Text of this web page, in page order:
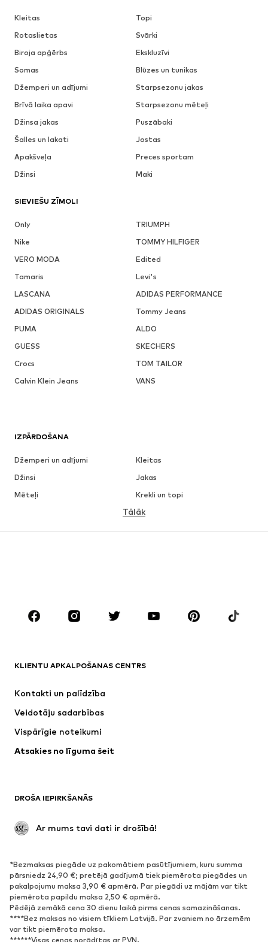
Kleitas
Topi
Rotaslietas
Svārki
Biroja apģērbs
Ekskluzīvi
Somas
Blūzes un tunikas
Džemperi un adījumi
Starpsezonu jakas
Brīvā laika apavi
Starpsezonu mēteļi
Džinsa jakas
Puszābaki
Šalles un lakati
Jostas
Apakšveļa
Preces sportam
Džinsi
Maki
SIEVIEŠU ZĪMOLI
Only
TRIUMPH
Nike
TOMMY HILFIGER
VERO MODA
Edited
Tamaris
Levi's
LASCANA
ADIDAS PERFORMANCE
ADIDAS ORIGINALS
Tommy Jeans
PUMA
ALDO
GUESS
SKECHERS
Crocs
TOM TAILOR
Calvin Klein Jeans
VANS
IZPĀRDOŠANA
Džemperi un adījumi
Kleitas
Džinsi
Jakas
Mēteļi
Krekli un topi
Apakšveļa
Svārki
Blūzes un tunikas
Aksesuāri
Premium
Jaunumi
Šobrīd populāri
Apakšveļa
Mēteļi
Svinības
Ekskluzīvi
APAVI
Jaunumi
Šobrīd populāri
Brīvā laika apavi
Puszābaki
Augstpapēžu apavi
Tālāk
KLIENTU APKALPOŠANAS CENTRS
Kontakti un palīdzība
Veidotāju sadarbības
Vispārīgie noteikumi
Atsakies no līguma šeit
DROŠA IEPIRKŠANĀS
Ar mums tavi dati ir drošībā!
*Bezmaksas piegāde uz pakomātiem pasūtījumiem, kuru summa
pārsniedz 24,90 €; pretējā gadījumā tiek piemērota piegādes un
pakalpojumu maksa 3,90 € apmērā. Par piegādi uz mājām var tikt
piemērota papildu maksa 2,50 € apmērā.
Pēdējā zemākā cena 30 dienu laikā pirms cenas samazināšanas.
****Bez maksas no visiem tīkliem Latvijā. Par zvaniem no ārzemēm
var tikt piemērota maksa.
******Visas cenas norādītas ar PVN.